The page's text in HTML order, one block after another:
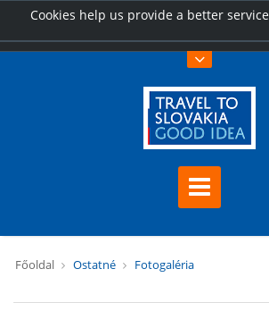
Cookies help us provide a better service
Főoldal Ostatné Fotogaléria